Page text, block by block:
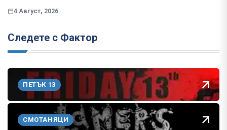
4 Август, 2026
Следете с Фактор
ПЕТЪК 13
СМОТАНЯЦИ